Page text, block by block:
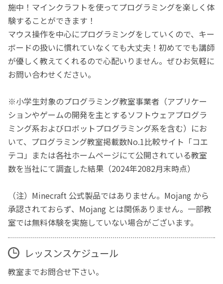
施中！マインクラフトを使ってプログラミングを楽しく体
験することができます！
マウス操作を中心にプログラミングをしていくので、キー
ボードの扱いに慣れていなくても大丈夫！初めてでも講師
が優しく教えてくれるので心配いりません。ぜひお気軽に
お問い合わせください。
※小学生対象のプログラミング教室事業者（アプリケー
ションやゲームの開発を主とするソフトウェアプログラ
ミング系およびロボットプログラミング系を含む）にお
いて、プログラミング教室掲載数No.1比較サイト「コエ
テコ」または各社ホームページにて公開されている教室
数を当社にて調査した結果（2024年2082月末時点）
（注）Minecraft 公式製品ではありません。Mojang から
承認されておらず、Mojang とは関係ありません。一部教
室では無料体験を実施していない場合がございます。
レッスンスケジュール
教室までお問合せ下さい。